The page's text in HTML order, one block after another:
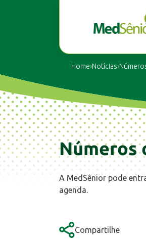
Home›Notícias›
Números
A MedSênior pode
agenda.
Compartilhe